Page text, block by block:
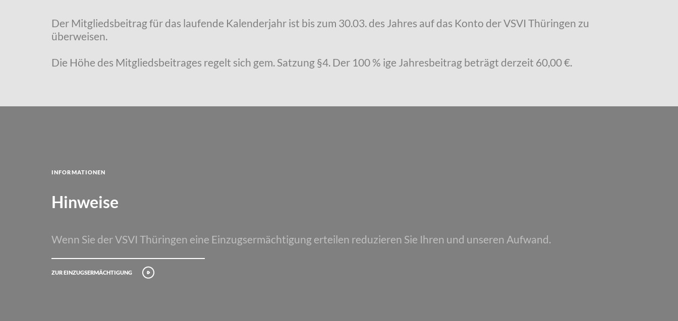
Der Mitgliedsbeitrag für das laufende Kalenderjahr ist bis zum 30.03. des Jahres auf das Konto der VSVI Thüringen zu
überweisen.
Die Höhe des Mitgliedsbeitrages regelt sich gem. Satzung §4. Der 100 % ige Jahresbeitrag beträgt derzeit 60,00 €.
Informationen
Hinweise
Wenn Sie der VSVI Thüringen eine Einzugsermächtigung erteilen reduzieren Sie Ihren und unseren Aufwand.
Zur Einzugsermächtigung